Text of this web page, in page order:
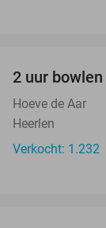
2 uur
Hoeve de Aar
Heerlen
Verkocht: 1.232